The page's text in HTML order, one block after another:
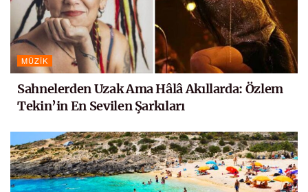
MÜZIK
Sahnelerden Uzak Ama Hâlâ Akıllarda: Özlem
Tekin’in En Sevilen Şarkıları